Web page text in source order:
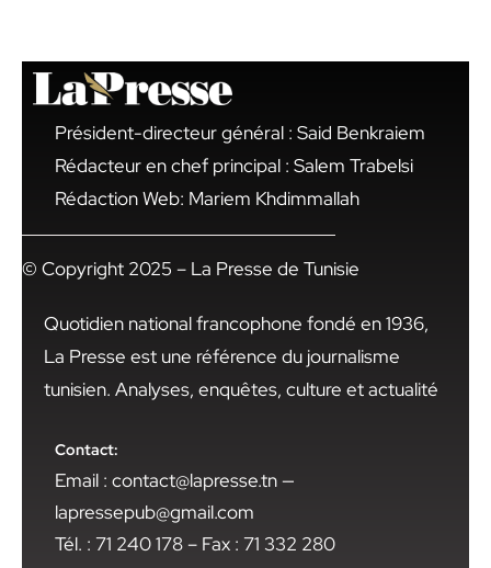
Président-directeur général : Said Benkraiem
Rédacteur en chef principal : Salem Trabelsi
Rédaction Web: Mariem Khdimmallah
© Copyright 2025 – La Presse de Tunisie
Quotidien national francophone fondé en 1936,
La Presse est une référence du journalisme
tunisien. Analyses, enquêtes, culture et actualité
Contact:
Email : contact@lapresse.tn —
lapressepub@gmail.com
Tél. : 71 240 178 – Fax : 71 332 280